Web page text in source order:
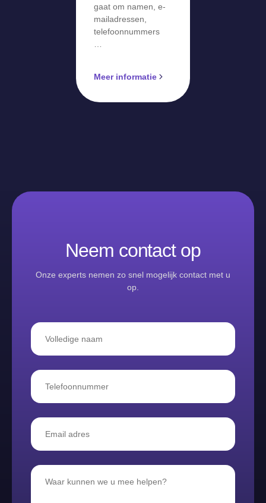
gaat om namen, e-
mailadressen,
telefoonnummers
Meer informatie
Neem contact op
Onze experts nemen zo snel mogelijk contact met u
op.